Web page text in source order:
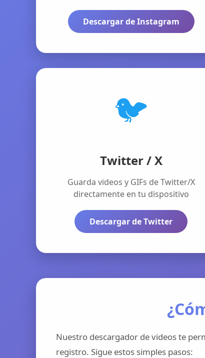
Descargar de Instagram
🐦
Twitter / X
Guarda videos y GIFs de Twitter/X
directamente en tu dispositivo
Descargar de Twitter
Nuestro descargador de videos te
registro. Sigue estos simples pasos: